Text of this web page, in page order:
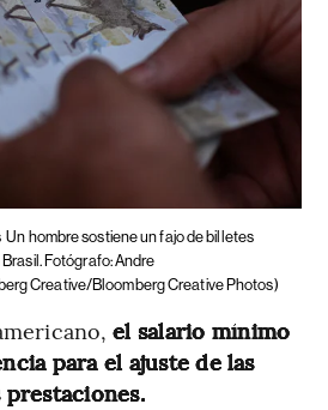
Un hombre sostiene un fajo de billetes
Fotógrafo: Andre
Creative/Bloomberg Creative Photos)
el salario mínimo
para el ajuste de las